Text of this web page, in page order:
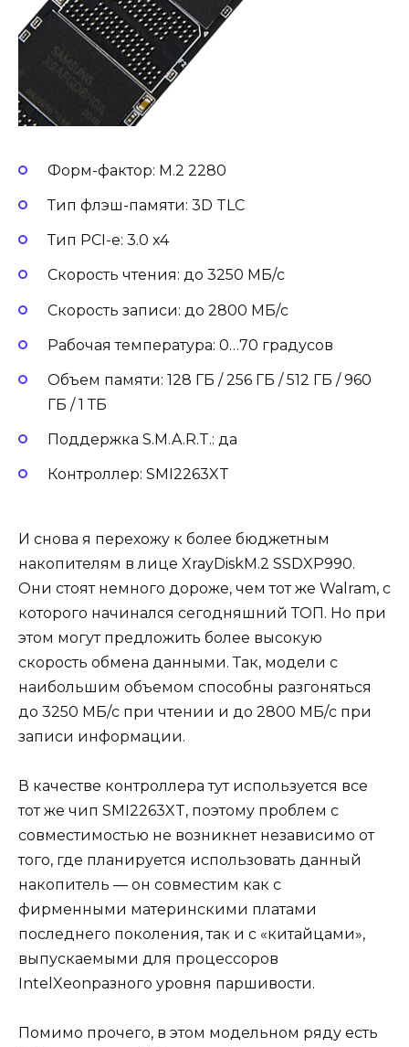
Форм-фактор: M.2 2280
Тип флэш-памяти: 3D TLC
Тип PCI-e: 3.0 x4
Скорость чтения: до 3250 МБ/с
Скорость записи: до 2800 МБ/с
Рабочая температура: 0…70 градусов
Объем памяти: 128 ГБ / 256 ГБ / 512 ГБ / 960
ГБ / 1 ТБ
Поддержка S.M.A.R.T.: да
Контроллер: SMI2263XT
И снова я перехожу к более бюджетным
накопителям в лице XrayDiskM.2 SSDXP990.
Они стоят немного дороже, чем тот же Walram, с
которого начинался сегодняшний ТОП. Но при
этом могут предложить более высокую
скорость обмена данными. Так, модели с
наибольшим объемом способны разгоняться
до 3250 МБ/с при чтении и до 2800 МБ/с при
записи информации.
В качестве контроллера тут используется все
тот же чип SMI2263XT, поэтому проблем с
совместимостью не возникнет независимо от
того, где планируется использовать данный
накопитель — он совместим как с
фирменными материнскими платами
последнего поколения, так и с «китайцами»,
выпускаемыми для процессоров
IntelXeonразного уровня паршивости.
Помимо прочего, в этом модельном ряду есть